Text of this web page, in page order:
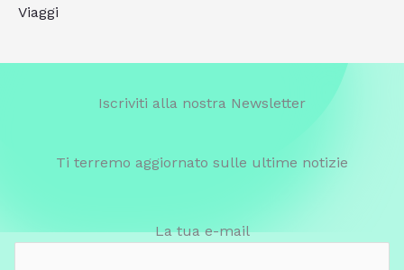
Viaggi
Iscriviti alla nostra Newsletter
Ti terremo aggiornato sulle ultime notizie
La tua e-mail